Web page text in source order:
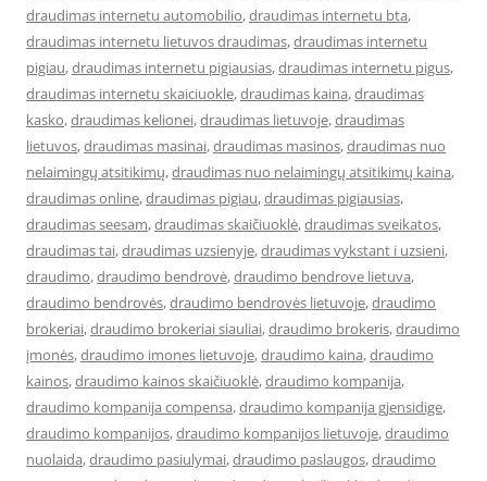
draudimas internetu automobilio,draudimas internetu bta,
draudimas internetu lietuvos draudimas,draudimas internetu
pigiau,draudimas internetu pigiausias,draudimas internetu pigus,
draudimas internetu skaiciuokle,draudimas kaina,draudimas
kasko,draudimas kelionei,draudimas lietuvoje,draudimas
lietuvos,draudimas masinai,draudimas masinos,draudimas nuo
nelaimingų atsitikimų,draudimas nuo nelaimingų atsitikimų kaina,
draudimas online,draudimas pigiau,draudimas pigiausias,
draudimas seesam,draudimas skaičiuoklė,draudimas sveikatos,
draudimas tai,draudimas uzsienyje,draudimas vykstant i uzsieni,
draudimo,draudimo bendrovė,draudimo bendrove lietuva,
draudimo bendrovės,draudimo bendrovės lietuvoje,draudimo
brokeriai,draudimo brokeriai siauliai,draudimo brokeris,draudimo
įmonės,draudimo imones lietuvoje,draudimo kaina,draudimo
kainos,draudimo kainos skaičiuoklė,draudimo kompanija,
draudimo kompanija compensa,draudimo kompanija gjensidige,
draudimo kompanijos,draudimo kompanijos lietuvoje,draudimo
nuolaida,draudimo pasiulymai,draudimo paslaugos,draudimo